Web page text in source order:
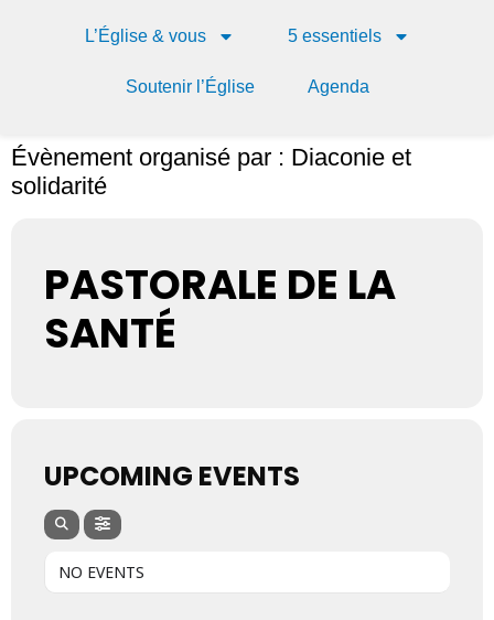
L’Église & vous 5 essentiels
Soutenir l’Église Agenda
Évènement organisé par : Diaconie et
solidarité
PASTORALE DE LA
SANTÉ
UPCOMING EVENTS
NO EVENTS